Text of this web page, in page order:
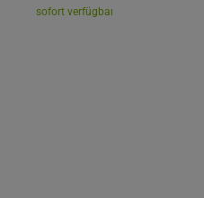
sofort verfügbar |